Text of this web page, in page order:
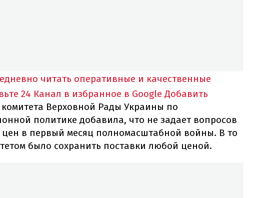
читать оперативные и качественные
24 Канал в избранное в Google Добавить
комитета Верховной Рады Украины по
политике добавила, что не задает вопросов
цен в первый месяц полномасштабной войны. В то
было сохранить поставки любой ценой.